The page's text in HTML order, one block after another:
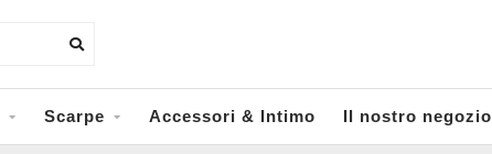
Scarpe Accessori & Intimo Il nostro negozio